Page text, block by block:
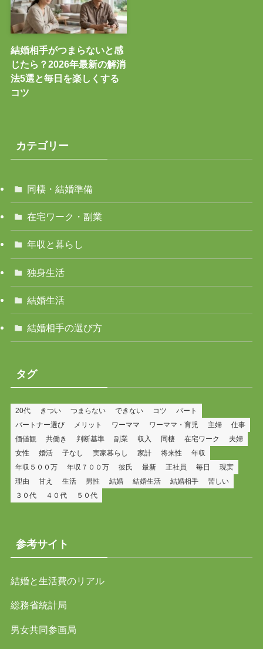
結婚相手がつまらないと感
じたら？2026年最新の解消
法5選と毎日を楽しくする
コツ
カテゴリー
同棲・結婚準備
在宅ワーク・副業
年収と暮らし
独身生活
結婚生活
結婚相手の選び方
タグ
20代 きつい つまらない できない コツ
パート
パートナー選び
メリット ワーママ ワーママ・育児 主婦
仕事
価値観
共働き 判断基準 副業 収入 同棲 在宅ワーク
夫婦
女性
婚活 子なし 実家暮らし 家計 将来性
年収
年収５００万
年収７００万 彼氏 最新 正社員 毎日
現実
理由
甘え 生活 男性 結婚 結婚生活 結婚相手
苦しい
３０代
４０代 ５０代
参考サイト
結婚と生活費のリアル
総務省統計局
男女共同参画局